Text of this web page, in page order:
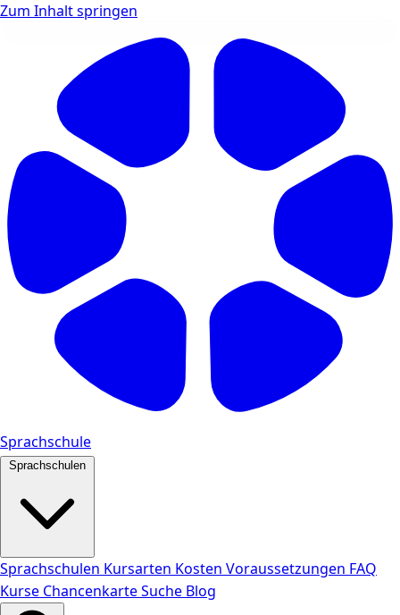
Zum Inhalt springen
Sprachschule
Sprachschulen
Sprachschulen Kursarten Kosten Voraussetzungen FAQ
Kurse ChancenkarteSuche Blog